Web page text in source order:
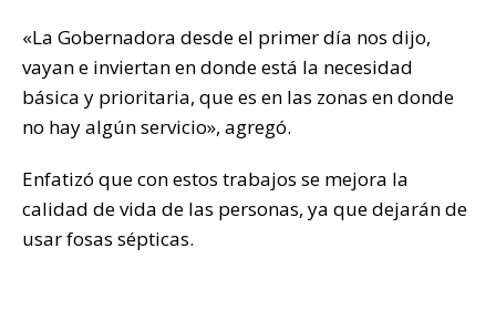
«La Gobernadora desde el primer día nos dijo,
vayan e inviertan en donde está la necesidad
básica y prioritaria, que es en las zonas en donde
no hay algún servicio», agregó.
Enfatizó que con estos trabajos se mejora la
calidad de vida de las personas, ya que dejarán de
usar fosas sépticas.